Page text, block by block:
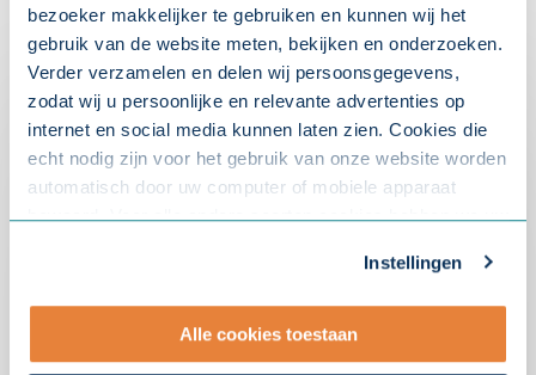
bezoeker makkelijker te gebruiken en kunnen wij het
gebruik van de website meten, bekijken en onderzoeken.
Verder verzamelen en delen wij persoonsgegevens,
zodat wij u persoonlijke en relevante advertenties op
internet en social media kunnen laten zien. Cookies die
echt nodig zijn voor het gebruik van onze website worden
automatisch door uw computer of mobiele apparaat
bewaard. Voor alle andere soorten cookies hebben we uw
aanpassen. Met uw toestemming delen wij uw gegevens
met onze10 partners.
- Lees hier onzeprivacyverklaringen onze
Instellingen
Alle cookies toestaan
Over Sazas
Onze klantverhalen
Hoe kunnen wij u helpen?
088 56 79 100